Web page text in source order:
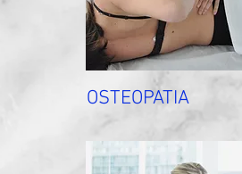
OSTEOPATIA